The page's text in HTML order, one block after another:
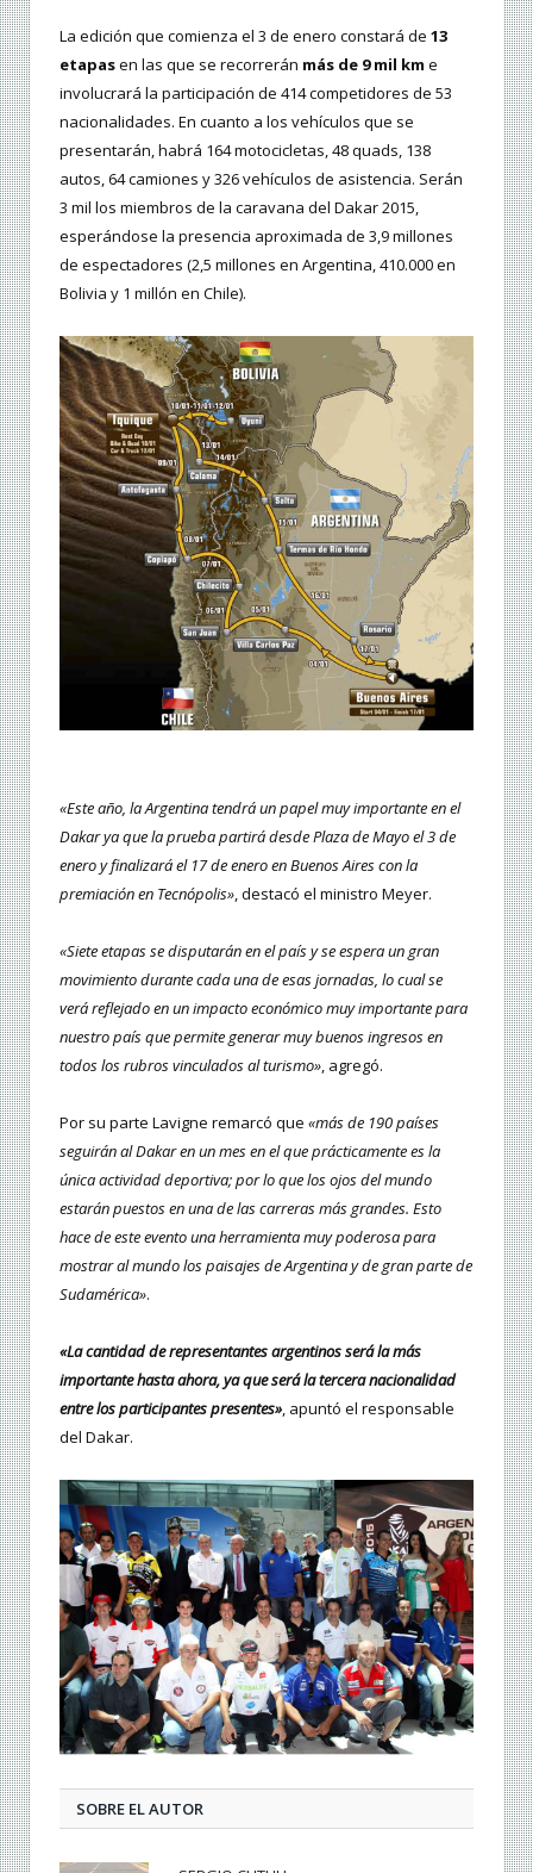
La edición que comienza el 3 de enero constará de 13
etapasen las que se recorrerán más de 9 mil km e
involucrará la participación de 414 competidores de 53
nacionalidades. En cuanto a los vehículos que se
presentarán, habrá 164 motocicletas, 48 quads, 138
autos, 64 camiones y 326 vehículos de asistencia. Serán
3 mil los miembros de la caravana del Dakar 2015,
esperándose la presencia aproximada de 3,9 millones
de espectadores (2,5 millones en Argentina, 410.000 en
Bolivia y 1 millón en Chile).
«Este año, la Argentina tendrá un papel muy importante en el
Dakar ya que la prueba partirá desde Plaza de Mayo el 3 de
enero y finalizará el 17 de enero en Buenos Aires con la
premiación en Tecnópolis» , destacó el ministro Meyer.
«Siete etapas se disputarán en el país y se espera un gran
movimiento durante cada una de esas jornadas, lo cual se
verá reflejado en un impacto económico muy importante para
nuestro país que permite generar muy buenos ingresos en
todos los rubros vinculados al turismo», agregó.
Por su parte Lavigne remarcó que «más de 190 países
seguirán al Dakar en un mes en el que prácticamente es la
única actividad deportiva; por lo que los ojos del mundo
estarán puestos en una de las carreras más grandes. Esto
hace de este evento una herramienta muy poderosa para
mostrar al mundo los paisajes de Argentina y de gran parte de
Sudamérica».
«La cantidad de representantes argentinos será la más
importante hasta ahora, ya que será la tercera nacionalidad
entre los participantes presentes», apuntó el responsable
del Dakar.
SOBRE EL AUTOR